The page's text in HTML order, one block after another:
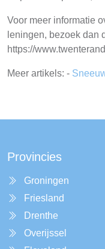
Voor meer informatie
leningen, bezoek dan
https://
Meer artikels: -
Provincies
Groningen
Friesland
Drenthe
Overijssel